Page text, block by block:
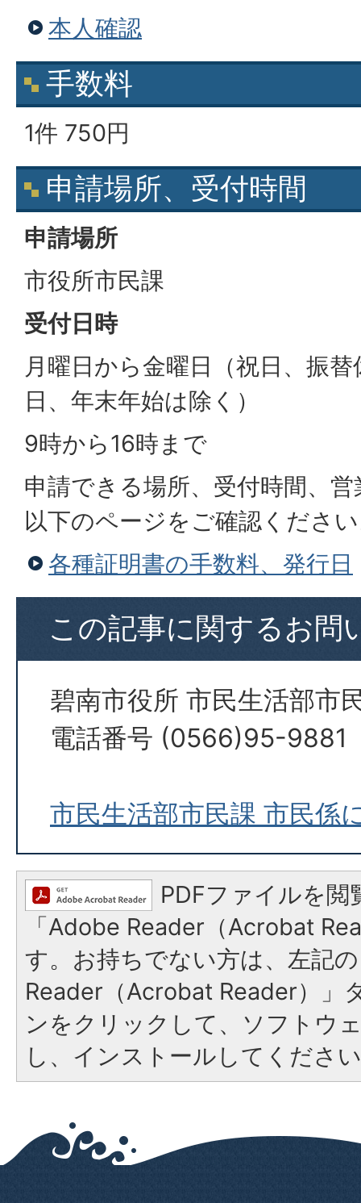
本人確認
手数料
1件 750円
申請場所、受付時間
申請場所
市役所市民課
受付日時
月曜日から金曜日（祝日、振
日、年末年始は除く）
9時から16時まで
申請できる場所、受付時間、
以下のページをご確認くださ
各種証明書の手数料、発行日
この記事に関するお問
碧南市役所 市民生活部市
電話番号 (0566)95-9881
市民生活部市民課 市民係
PDFファイルを閲
「Adobe Reader（Acrobat
す。お持ちでない方は、左記
Reader（Acrobat Reader）」
ンをクリックして、ソフトウ
し、インストールしてくださ